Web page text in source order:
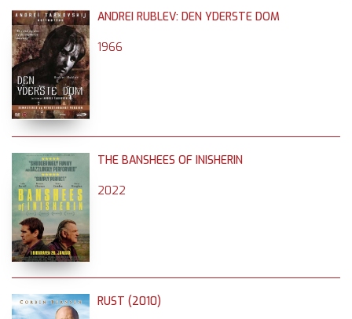
ANDREI RUBLEV: DEN YDERSTE DOM
1966
THE BANSHEES OF INISHERIN
2022
RUST (2010)